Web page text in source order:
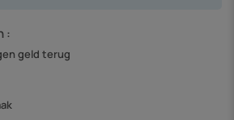
:
geld terug